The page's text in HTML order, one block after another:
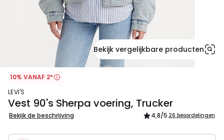
Bekijk vergelijkbare producten
10% VANAF 2*
LEVI'S
Vest 90's Sherpa voering, Trucker
Bekijk de beschrijving 4,8/5 26 beoordelingen